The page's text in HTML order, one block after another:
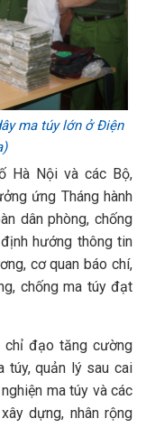
ma túy lớn ở Điện
Hà Nội và các Bộ,
ứng Tháng hành
dân phòng, chống
hướng thông tin
cơ quan báo chí,
chống ma túy đạt
chỉ đạo tăng cường
túy, quản lý sau cai
ma túy và các
dựng, nhân rộng